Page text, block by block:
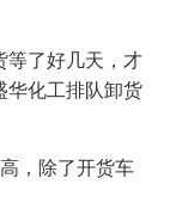
等了好几天，才
华化工排队卸货
，除了开货车